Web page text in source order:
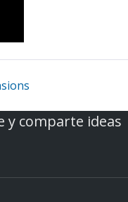
y comparte ideas